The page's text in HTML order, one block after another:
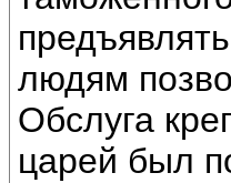
людям
Обслуга
царей был